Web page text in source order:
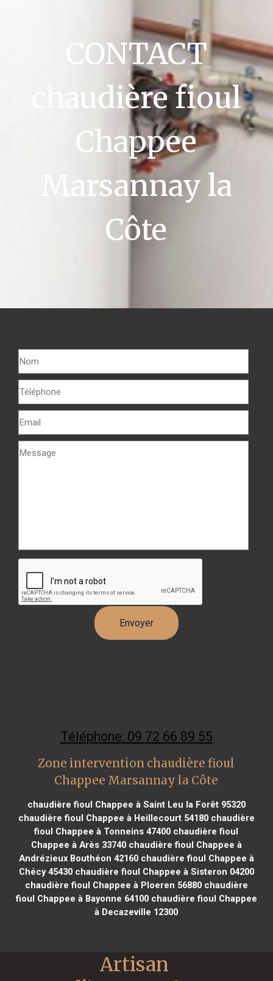
CONTACT
chaudière fioul
Chappee
Marsannay la
Côte
Téléphone: 09 72 66 89 55
Zone intervention chaudière fioul
Chappee Marsannay la Côte
chaudière fioul Chappee à Saint Leu la Forêt 95320
chaudière fioul Chappee à Heillecourt 54180chaudière
fioul Chappee à Tonneins 47400 chaudière fioul
Chappee à Arès 33740chaudière fioul Chappee à
Andrézieux Bouthéon 42160chaudière fioul Chappee à
Chécy 45430chaudière fioul Chappee à Sisteron 04200
chaudière fioul Chappee à Ploeren 56880chaudière
fioul Chappee à Bayonne 64100chaudière fioul Chappee
à Decazeville 12300
Artisan